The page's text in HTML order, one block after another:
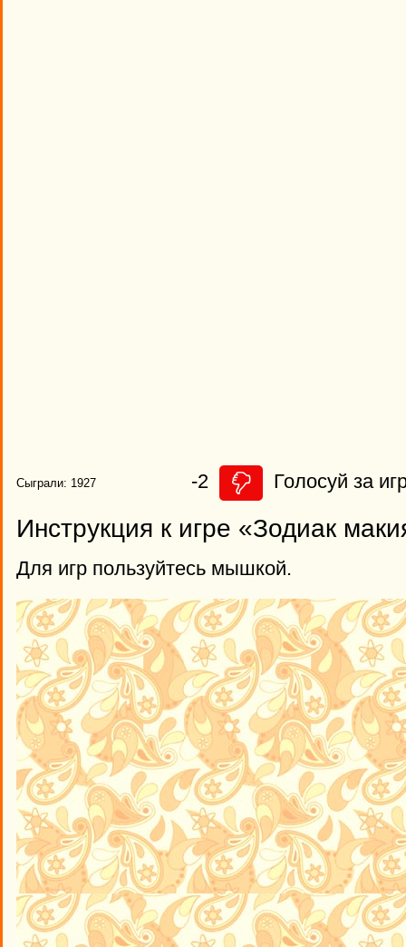
Сыграли: 1927 -2 Голосуй за
Инструкция к игре «Зодиак
Для игр пользуйтесь мышкой.